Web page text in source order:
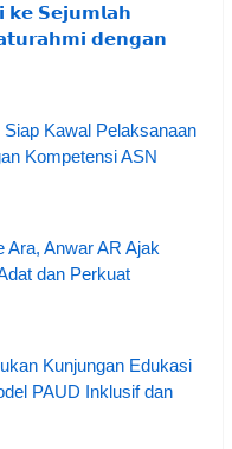
𝗸𝗲 𝗦𝗲𝗷𝘂𝗺𝗹𝗮𝗵
𝗱𝗲𝗻𝗴𝗮𝗻
Kawal Pelaksanaan
Kompetensi ASN
Ara, Anwar AR Ajak
dan Perkuat
Kunjungan Edukasi
PAUD Inklusif dan